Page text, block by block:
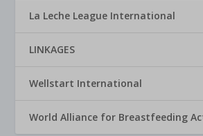
La Leche League International
LINKAGES
Wellstart International
World Alliance for Breastfeeding